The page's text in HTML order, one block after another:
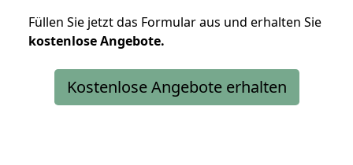
Füllen Sie jetzt das Formular aus und erhalten Sie
kostenloseAngebote.
Kostenlose Angebote erhalten